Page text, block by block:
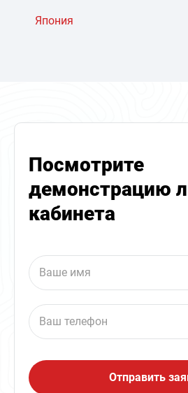
Япония
Посмотрите
демонстрацию
кабинета